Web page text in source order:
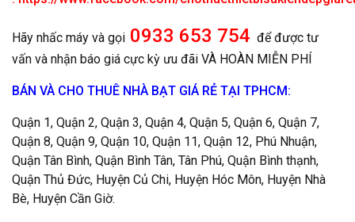
Hãy nhấc máy và gọi 0933 653 754 để được tư
vấn và nhận báo giá cực kỳ ưu đãi VÀ HOÀN MIỄN PHÍ
BÁN VÀ CHO THUÊ NHÀ BẠT GIÁ RẺ TẠI TPHCM:
Quận 1, Quận 2, Quận 3, Quận 4, Quận 5, Quận 6, Quận 7,
Quận 8, Quận 9, Quận 10, Quận 11, Quận 12, Phú Nhuận,
Quận Tân Bình, Quận Bình Tân, Tân Phú, Quận Bình thạnh,
Quận Thủ Đức, Huyện Củ Chi, Huyện Hóc Môn, Huyện Nhà
Bè, Huyện Cần Giờ.